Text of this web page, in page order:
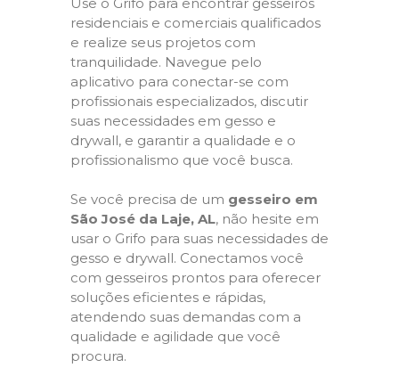
residenciais e comerciais qualificados
e realize seus projetos com
tranquilidade. Navegue pelo
aplicativo para conectar-se com
profissionais especializados, discutir
suas necessidades em gesso e
drywall, e garantir a qualidade e o
profissionalismo que você busca.
Se você precisa de um gesseiro em
São José da Laje, AL, não hesite em
usar o Grifo para suas necessidades de
gesso e drywall. Conectamos você
com gesseiros prontos para oferecer
soluções eficientes e rápidas,
atendendo suas demandas com a
qualidade e agilidade que você
procura.